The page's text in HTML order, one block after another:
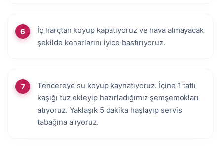
İç harçtan koyup kapatıyoruz ve hava almayacak
şekilde kenarlarını iyice bastırıyoruz.
Tencereye su koyup kaynatıyoruz. İçine 1 tatlı
kaşığı tuz ekleyip hazırladığımız şemşemokları
atıyoruz. Yaklaşık 5 dakika haşlayıp servis
tabağına alıyoruz.